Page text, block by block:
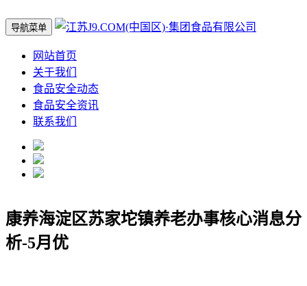
导航菜单
网站首页
关于我们
食品安全动态
食品安全资讯
联系我们
康养海淀区苏家坨镇养老办事核心消息分
析-5月优